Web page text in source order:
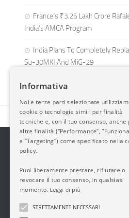
France’s ₹3.25 Lakh Crore
India’s AMCA Program
India Plans To Completely
Su-30MKI And MiG-29
2014-2026 AvioBlog - Creazione
Questo blog non rappresenta
periodicità. Non può pertanto
7.03.2001.Disclaimer Completo
Vendita Abbigliamento Sicurezza
Corsi Formazione
Andrologo ToscanaProgettare
Informativa
Noi e terze parti selezionate
cookie o tecnologie simili per finalità
tecniche e, con il tuo consenso, anche
altre finalità (“Performance”,
e “Targeting”) come specificato nella
policy.
Puoi liberamente prestare, rifiutare o
revocare il tuo consenso, in qualsiasi
momento. Leggi di più
STRETTAMENTE NECESSARI